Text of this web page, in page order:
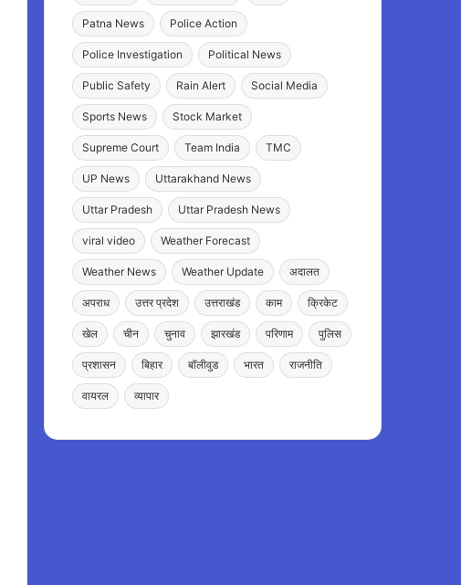
Patna News Police Action
Police Investigation Political News
Public Safety Rain Alert Social Media
Sports News Stock Market
Supreme Court Team India TMC
UP News Uttarakhand News
Uttar Pradesh Uttar Pradesh News
viral video Weather Forecast
Weather News Weather Update अदालत
अपराध उत्तर प्रदेश उत्तराखंड काम क्रिकेट
खेल चीन चुनाव झारखंड परिणाम पुलिस
प्रशासन बिहार बॉलीवुड भारत राजनीति
वायरल व्यापार